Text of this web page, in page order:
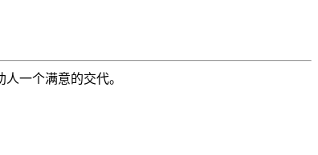
一个满意的交代。